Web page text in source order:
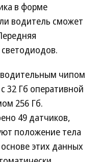
в форме
водитель сможет
светодиодов.
чипом
32 Гб оперативной
256 Гб.
49 датчиков,
положение тела
этих данных